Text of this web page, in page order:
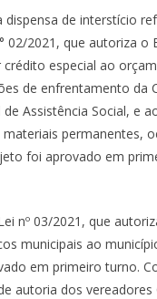
dispensa de interstício
02/2021, que autoriza o
crédito especial ao
de enfrentamento da
Assistência Social, e
permanentes,
foi aprovado em
nº 03/2021, que
municipais ao
em primeiro turno.
autoria dos vereadores